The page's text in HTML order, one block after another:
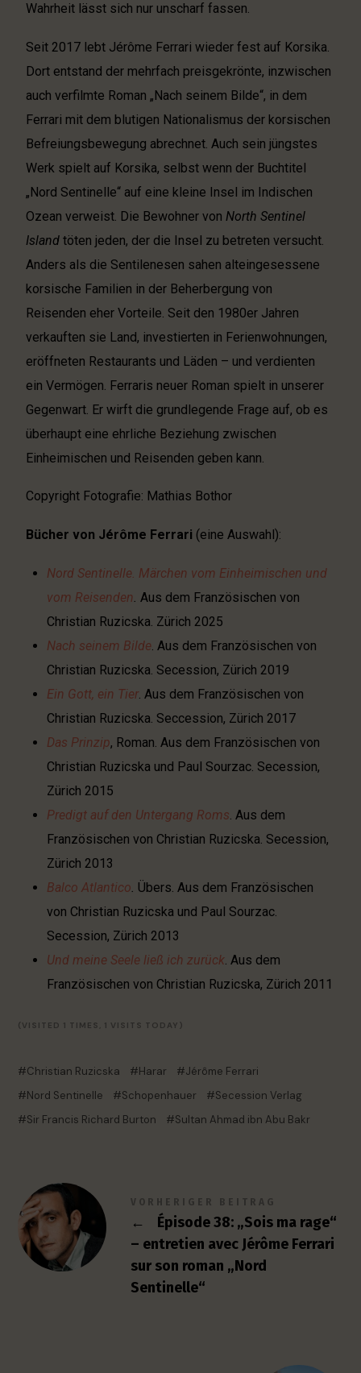
Wahrheit lässt sich nur unscharf fassen.
Seit 2017 lebt Jérôme Ferrari wieder fest auf Korsika.
Dort entstand der mehrfach preisgekrönte, inzwischen
auch verfilmte Roman „Nach seinem Bilde“, in dem
Ferrari mit dem blutigen Nationalismus der korsischen
Befreiungsbewegung abrechnet. Auch sein jüngstes
Werk spielt auf Korsika, selbst wenn der Buchtitel
„Nord Sentinelle“ auf eine kleine Insel im Indischen
Ozean verweist. Die Bewohner vonNorth Sentinel
Island töten jeden, der die Insel zu betreten versucht.
Anders als die Sentilenesen sahen alteingesessene
korsische Familien in der Beherbergung von
Reisenden eher Vorteile. Seit den 1980er Jahren
verkauften sie Land, investierten in Ferienwohnungen,
eröffneten Restaurants und Läden – und verdienten
ein Vermögen. Ferraris neuer Roman spielt in unserer
Gegenwart. Er wirft die grundlegende Frage auf, ob es
überhaupt eine ehrliche Beziehung zwischen
Einheimischen und Reisenden geben kann.
Copyright Fotografie: Mathias Bothor
Bücher von Jérôme Ferrari (eine Auswahl):
Nord Sentinelle. Märchen vom Einheimischen und
vom Reisenden Aus dem Französischen von
Christian Ruzicska. Zürich 2025
Nach seinem Bilde . Aus dem Französischen von
Christian Ruzicska. Secession, Zürich 2019
Ein Gott, ein Tier . Aus dem Französischen von
Christian Ruzicska. Seccession, Zürich 2017
Das Prinzip, Roman. Aus dem Französischen von
Christian Ruzicska und Paul Sourzac. Secession,
Zürich 2015
Predigt auf den Untergang Roms . Aus dem
Französischen von Christian Ruzicska. Secession,
Zürich 2013
Balco Atlantico Übers. Aus dem Französischen
von Christian Ruzicska und Paul Sourzac.
Secession, Zürich 2013
Und meine Seele ließ ich zurück . Aus dem
Französischen von Christian Ruzicska, Zürich 2011
(VISITED 1 TIMES, 1 VISITS TODAY)
Christian Ruzicska Harar
Jérôme Ferrari
Nord Sentinelle
Schopenhauer
Secession Verlag
Sir Francis Richard Burton
Sultan Ahmad ibn Abu Bakr
VORHERIGER BEITRAG
←
Épisode 38: „Sois ma rage“
– entretien avec Jérôme Ferrari
sur son roman „Nord
Sentinelle“